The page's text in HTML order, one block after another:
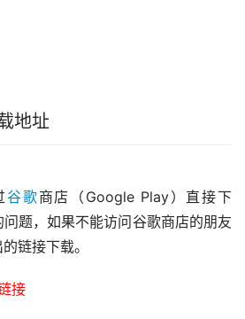
地址
谷歌商店（Google Play）直接下
题，如果不能访问谷歌商店的朋友
链接下载。
接